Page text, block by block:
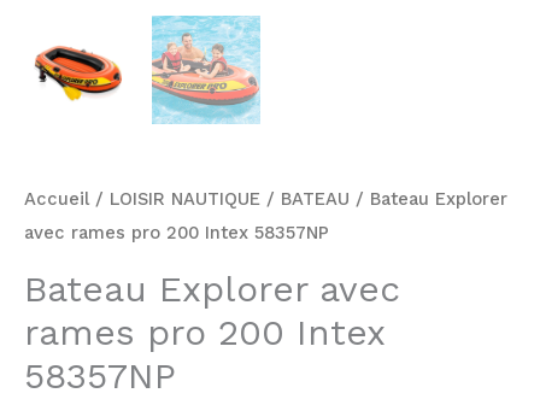
Accueil / LOISIR NAUTIQUE / BATEAU / Bateau Explorer
avec rames pro 200 Intex 58357NP
Bateau Explorer avec
rames pro 200 Intex
58357NP